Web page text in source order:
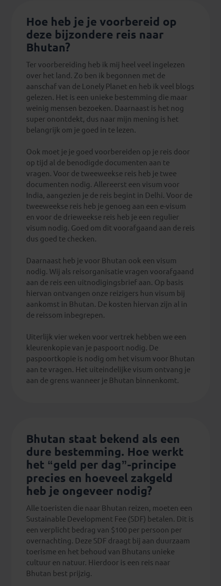
Hoe heb je je voorbereid op
deze bijzondere reis naar
Bhutan?
Ter voorbereiding heb ik mij heel veel ingelezen
over het land. Zo ben ik begonnen met de
aanschaf van de Lonely Planet en heb ik veel blogs
gelezen. Het is een unieke bestemming die maar
weinig mensen bezoeken. Daarnaast is het nog
super onontdekt, dus naar mijn mening is het
belangrijk om je goed in te lezen.
Ook moet je je goed voorbereiden op je reis door
op tijd al de benodigde documenten aan te
vragen. Voor de tweeweekse reis heb je twee
documenten nodig. Allereerst een visum voor
India, aangezien je de reis begint in Delhi. Voor de
tweeweekse reis heb je genoeg aan een e-visum
en voor de drieweekse reis heb je een regulier
visum nodig. Goed om dit voorafgaand aan de reis
dus goed te checken.
Daarnaast heb je voor Bhutan ook een visum
nodig. Wij als reisorganisatie vragen voorafgaand
aan de reis een uitnodigingsbrief aan. Op basis
hiervan ontvangen onze reizigers hun visum bij
aankomst in Bhutan. De kosten hiervan zijn al in
de reissom inbegrepen.
Uiterlijk vier weken voor vertrek hebben we een
kleurenkopie van je paspoort nodig. De
paspoortkopie is nodig om het visum voor Bhutan
aan te vragen. Het uiteindelijke visum ontvang je
aan de grens wanneer je Bhutan binnenkomt.
Bhutan staat bekend als een
dure bestemming. Hoe werkt
het “geld per dag”-principe
precies en hoeveel zakgeld
heb je ongeveer nodig?
Alle toeristen die naar Bhutan reizen, moeten een
Sustainable Development Fee (SDF) betalen. Dit is
een verplicht bedrag van $100 per persoon per
overnachting. Deze SDF draagt bij aan duurzaam
toerisme en het behoud van Bhutans unieke
cultuur en natuur. Hierdoor is een reis naar
Bhutan best prijzig.